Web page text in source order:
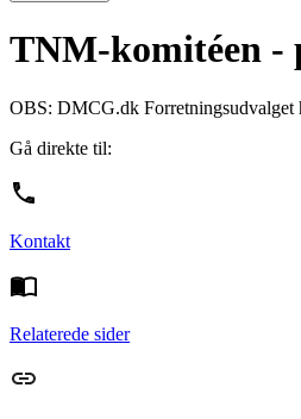
TNM-komitéen -
OBS: DMCG.dk Forretningsudvalget
Gå direkte til:
Kontakt
Relaterede sider